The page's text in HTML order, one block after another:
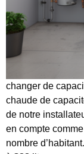
changer de
chaude de
de notre
en compte
nombre